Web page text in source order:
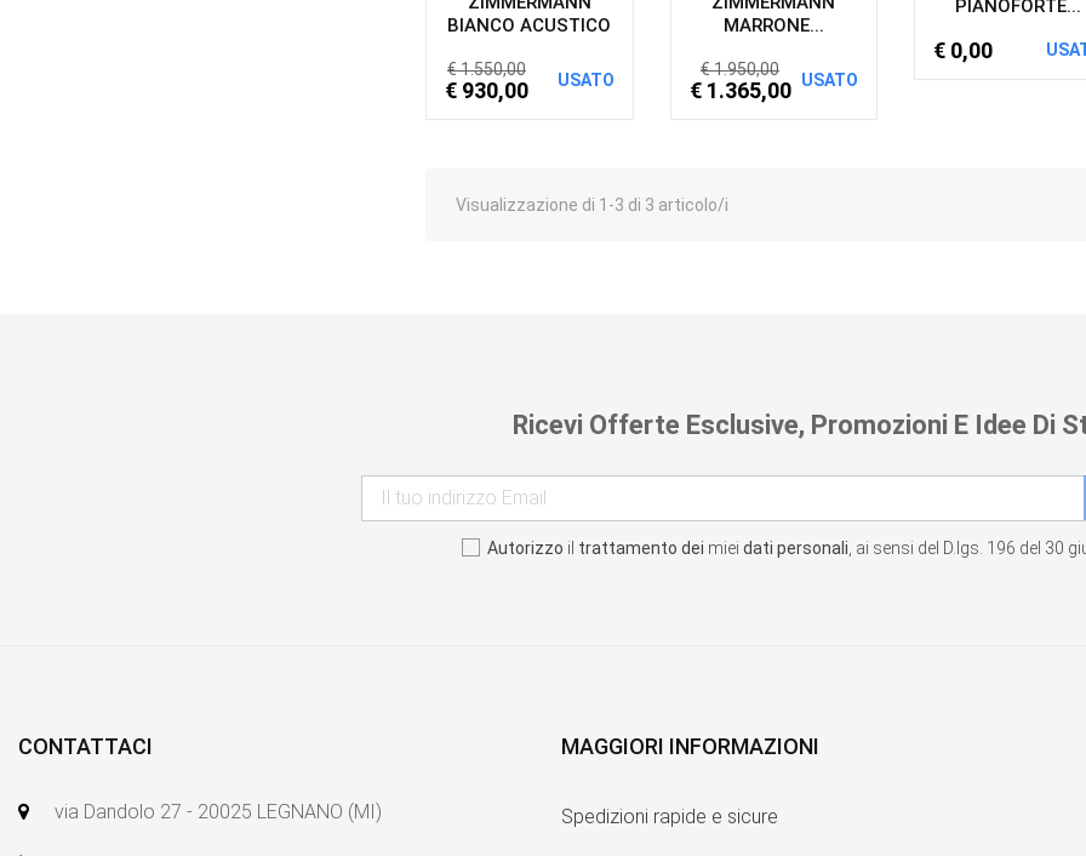
BIANCO ACUSTICO
€ 1.550,00
€ 930,00 USATO
MARRONE...
€ 1.950,00
€ 1.365,00 USATO
PIANOFORTE...
€ 0,00
Visualizzazione di 1-3 di 3 articolo/i
Ricevi Offerte Esclusive, Promozioni E Idee Di
Autorizzo il trattamento dei miei dati personali , ai sensi del D.lgs. 196 del 30
CONTATTACI
via Dandolo 27 - 20025 LEGNANO (MI)
MAGGIORI INFORMAZIONI
Spedizioni rapide e sicure